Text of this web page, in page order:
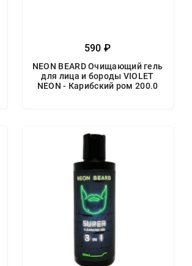
590 ₽
NEON BEARD Очищающий гель
для лица и бороды VIOLET
NEON - Карибский ром 200.0